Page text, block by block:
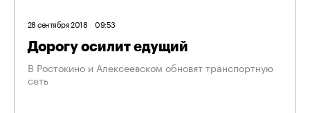
28 сентября 2018 09:53
Дорогу осилит едущий
В Ростокино и Алексеевском обновят транспортную
сеть